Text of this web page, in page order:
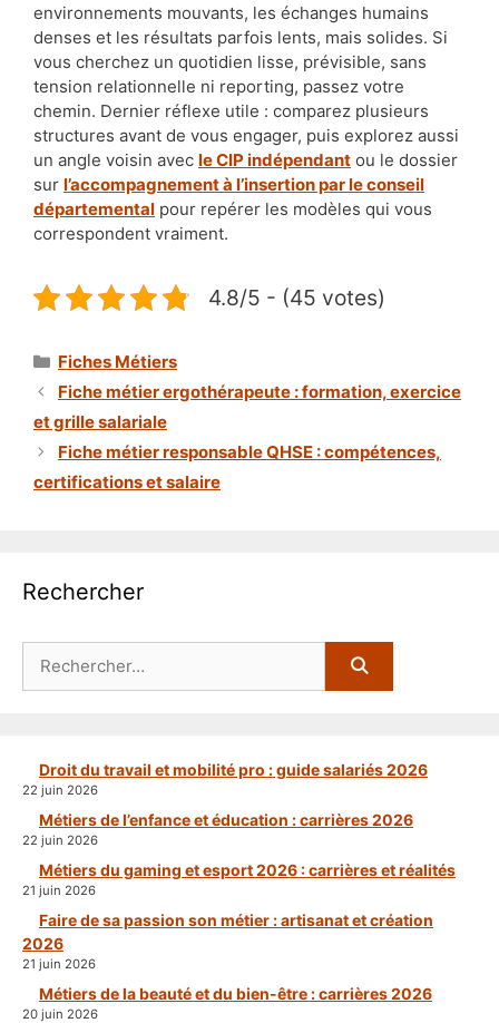
environnements mouvants, les échanges humains
denses et les résultats parfois lents, mais solides. Si
vous cherchez un quotidien lisse, prévisible, sans
tension relationnelle ni reporting, passez votre
chemin. Dernier réflexe utile : comparez plusieurs
structures avant de vous engager, puis explorez aussi
un angle voisin avec le CIP indépendant ou le dossier
sur l’accompagnement à l’insertion par le conseil
départemental pour repérer les modèles qui vous
correspondent vraiment.
4.8/5 - (45 votes)
Catégories
Fiches Métiers
Fiche métier ergothérapeute : formation, exercice
et grille salariale
Fiche métier responsable QHSE : compétences,
certifications et salaire
Rechercher
Droit du travail et mobilité pro : guide salariés 2026
22 juin 2026
Métiers de l’enfance et éducation : carrières 2026
22 juin 2026
Métiers du gaming et esport 2026 : carrières et réalités
21 juin 2026
Faire de sa passion son métier : artisanat et création
2026
21 juin 2026
Métiers de la beauté et du bien-être : carrières 2026
20 juin 2026